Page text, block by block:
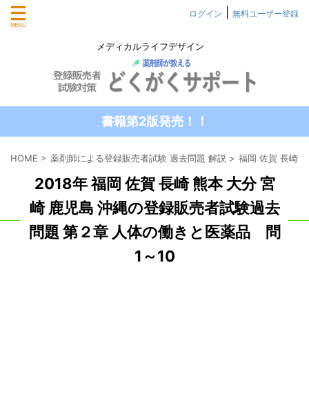
メディカルライフデザイン
ログイン 無料ユーザー登録
書籍第2版発売！！
HOME > 薬剤師による登録販売者試験 過去問題 解説 > 福岡 佐賀 長崎
2018年 福岡 佐賀 長崎 熊本 大分 宮
崎 鹿児島 沖縄の登録販売者試験過去
問題 第２章 人体の働きと医薬品 問
1～10